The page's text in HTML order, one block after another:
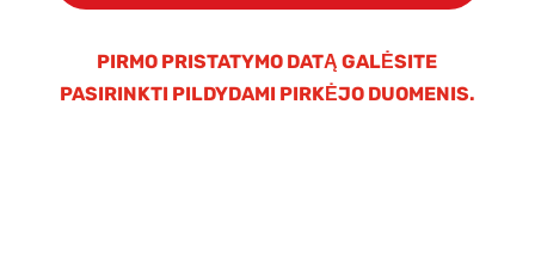
WaterLovers/Hidrotek
75G
PIRMO PRISTATYMO DATĄ GALĖSITE
PASIRINKTI PILDYDAMI PIRKĖJO DUOMENIS.